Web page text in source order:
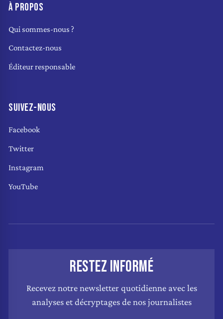
À PROPOS
Qui sommes-nous ?
Contactez-nous
Éditeur responsable
SUIVEZ-NOUS
Facebook
Twitter
Instagram
YouTube
RESTEZ INFORMÉ
Recevez notre newsletter quotidienne avec les
analyses et décryptages de nos journalistes